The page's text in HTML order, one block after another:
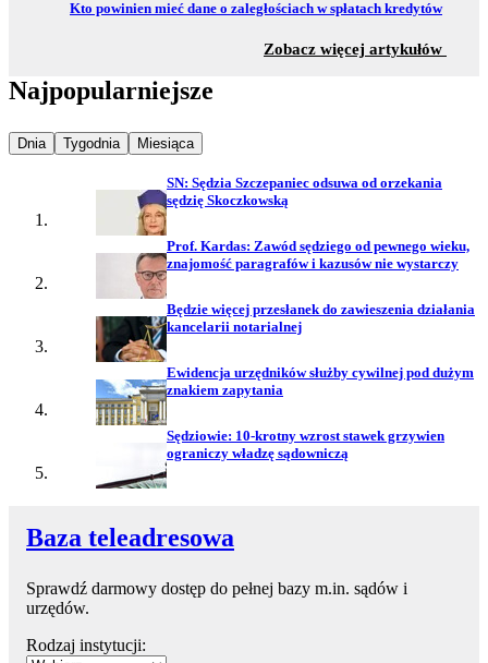
Przejdź do:
Kto powinien mieć dane o zaległościach w spłatach kredytów
Zobacz więcej artykułów
Najpopularniejsze
Najpopularniejsze wiadomości z
Dnia Najpopularniejsze wiadomości z
Tygodnia Najpopularniejsze wiadomości z
Miesiąca
SN: Sędzia Szczepaniec odsuwa od orzekania
sędzię Skoczkowską
Prof. Kardas: Zawód sędziego od pewnego wieku,
znajomość paragrafów i kazusów nie wystarczy
Będzie więcej przesłanek do zawieszenia działania
kancelarii notarialnej
Ewidencja urzędników służby cywilnej pod dużym
znakiem zapytania
Sędziowie: 10-krotny wzrost stawek grzywien
ograniczy władzę sądowniczą
Baza teleadresowa
Sprawdź darmowy dostęp do pełnej bazy m.in. sądów i
urzędów.
Rodzaj instytucji: